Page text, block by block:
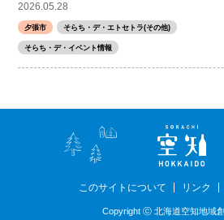
2026.05.28
夕張市 そらち・デ・エトセトラ(その他)
そらち・デ・イベント情報
このサイトについて リンク
Copyright ⓒ 北海道空知地域